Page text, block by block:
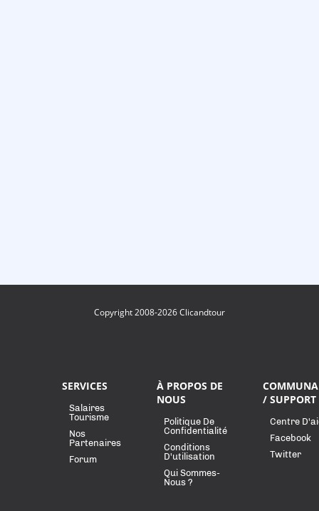
Copyright 2008-2026 Clicandtour
SERVICES
Salaires
Tourisme
Nos
Partenaires
Forum
À PROPOS DE
NOUS
Politique De
Confidentialité
Conditions
D'utilisation
Qui Sommes-
Nous ?
/ SUPPORT
Centre
Facebook
Twitter